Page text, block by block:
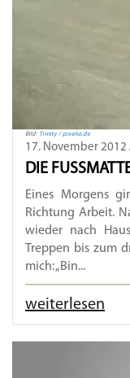
Bild: Trinity / pixelio.de
17. November 2012
DIE FUSSMATTE
Eines Morgens
Richtung Arbeit.
wieder nach
Treppen bis zum
mich: „Bin...
weiterlesen